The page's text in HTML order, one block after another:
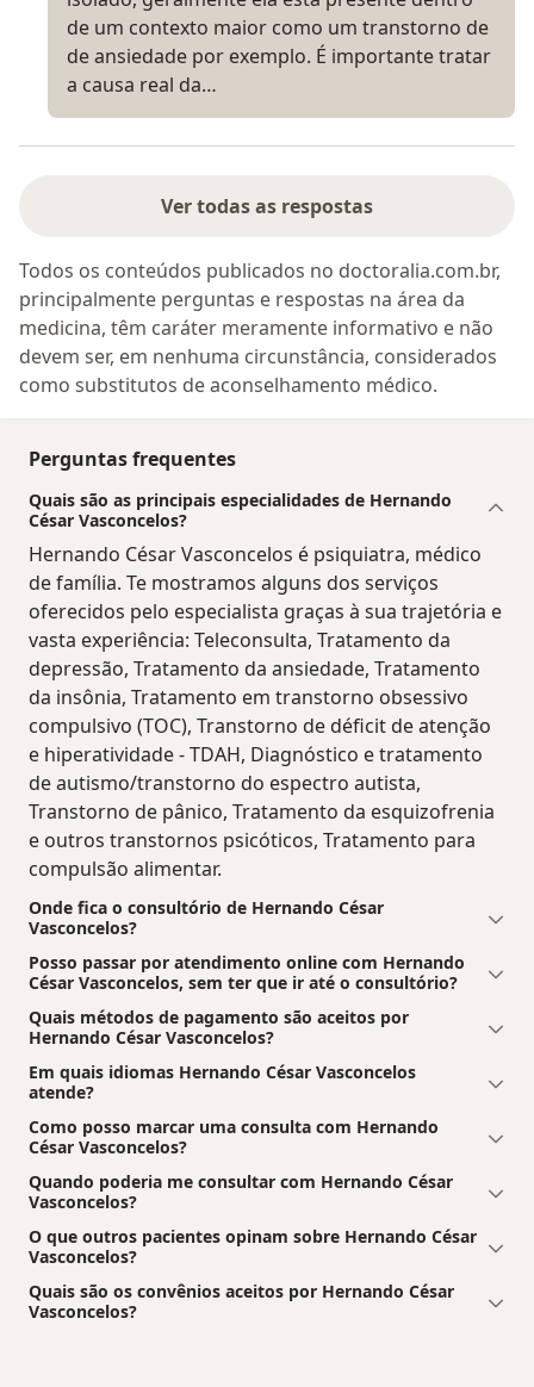
de um contexto maior como um transtorno de
de ansiedade por exemplo. É importante tratar
a causa real da…
Ver todas as respostas
Todos os conteúdos publicados no doctoralia.com.br,
principalmente perguntas e respostas na área da
medicina, têm caráter meramente informativo e não
devem ser, em nenhuma circunstância, considerados
como substitutos de aconselhamento médico.
Perguntas frequentes
Quais são as principais especialidades de Hernando
César Vasconcelos?
Hernando César Vasconcelos é psiquiatra, médico
de família. Te mostramos alguns dos serviços
oferecidos pelo especialista graças à sua trajetória e
vasta experiência: Teleconsulta, Tratamento da
depressão, Tratamento da ansiedade, Tratamento
da insônia, Tratamento em transtorno obsessivo
compulsivo (TOC), Transtorno de déficit de atenção
e hiperatividade - TDAH, Diagnóstico e tratamento
de autismo/transtorno do espectro autista,
Transtorno de pânico, Tratamento da esquizofrenia
e outros transtornos psicóticos, Tratamento para
compulsão alimentar.
Onde fica o consultório de Hernando César
Vasconcelos?
Posso passar por atendimento online com Hernando
César Vasconcelos, sem ter que ir até o consultório?
Quais métodos de pagamento são aceitos por
Hernando César Vasconcelos?
Em quais idiomas Hernando César Vasconcelos
atende?
Como posso marcar uma consulta com Hernando
César Vasconcelos?
Quando poderia me consultar com Hernando César
Vasconcelos?
O que outros pacientes opinam sobre Hernando César
Vasconcelos?
Quais são os convênios aceitos por Hernando César
Vasconcelos?